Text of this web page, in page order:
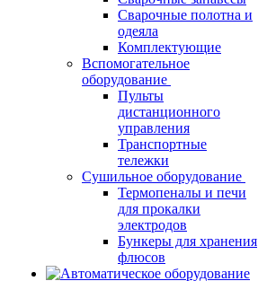
Сварочные полотна и
одеяла
Комплектующие
Вспомогательное
оборудование
Пульты
дистанционного
управления
Транспортные
тележки
Сушильное оборудование
Термопеналы и печи
для прокалки
электродов
Бункеры для хранения
флюсов